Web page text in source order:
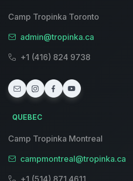
Camp Tropinka Toronto
admin@tropinka.ca
+1 (416) 824 9738
QUEBEC
Camp Tropinka Montreal
campmontreal@tropinka.ca
+1 (514) 871 4611